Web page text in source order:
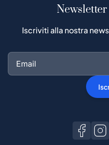
Iscriviti alla nostra